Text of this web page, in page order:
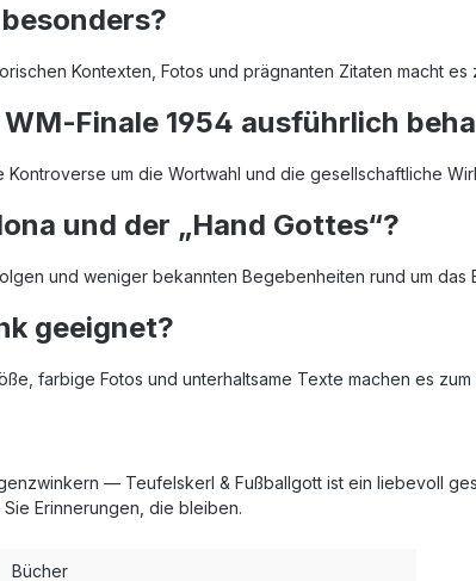
Kontexten, Fotos und prägnanten Zitaten macht
1954 ausführlich
um die Wortwahl und die gesellschaftliche
und der „Hand Gottes“?
und weniger bekannten Begebenheiten rund um das
geeignet?
farbige Fotos und unterhaltsame Texte machen es
— Teufelskerl & Fußballgott ist ein liebevoll
Erinnerungen, die bleiben.
Bücher